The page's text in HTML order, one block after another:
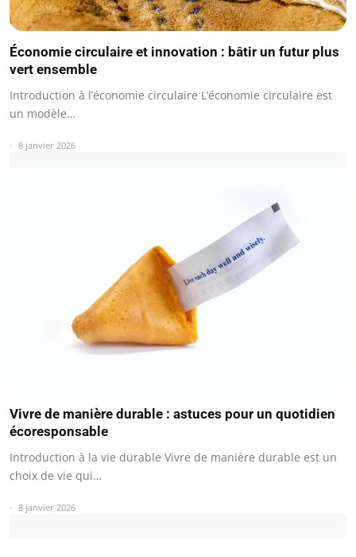
Économie circulaire et innovation : bâtir un futur plus
vert ensemble
Introduction à l’économie circulaire L’économie circulaire est
un modèle…
8 janvier 2026
Vivre de manière durable : astuces pour un quotidien
écoresponsable
Introduction à la vie durable Vivre de manière durable est un
choix de vie qui…
8 janvier 2026